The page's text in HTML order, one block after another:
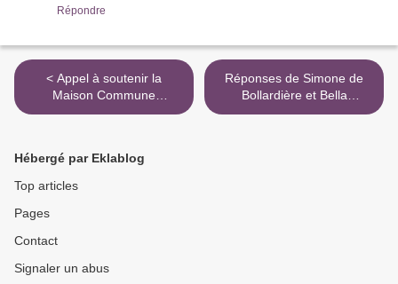
Répondre
< Appel à soutenir la
Maison Commune
Autogérée de Ker Béthanie
Réponses de Simone de
Bollardière et Bella
Belbéoch >
Hébergé par Eklablog
Top articles
Pages
Contact
Signaler un abus